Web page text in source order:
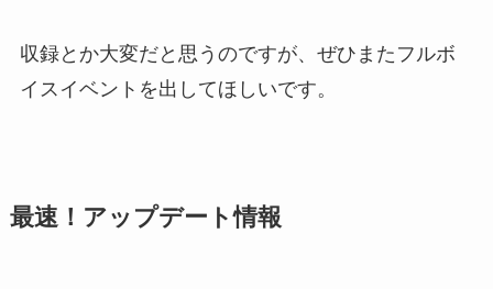
収録とか大変だと思うのですが、ぜひまたフルボ
イスイベントを出してほしいです。
最速！アップデート情報